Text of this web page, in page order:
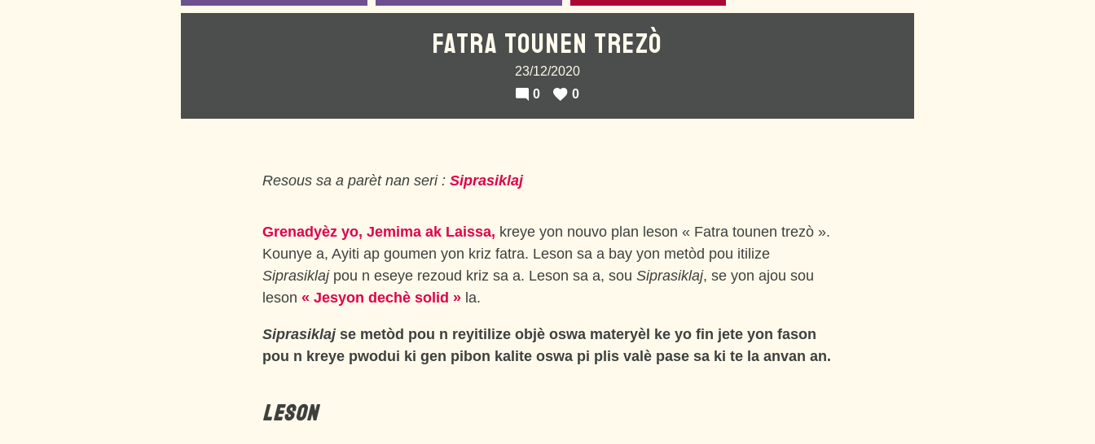
FATRA TOUNEN TREZÒ
23/12/2020
0 0
Resous sa a parèt nan seri : Siprasiklaj
Grenadyèz yo, Jemima ak Laissa, kreye yon nouvo plan leson « Fatra tounen trezò ».
Kounye a, Ayiti ap goumen yon kriz fatra. Leson sa a bay yon metòd pou itilize
Siprasiklajpou n eseye rezoud kriz sa a. Leson sa a, sou Siprasiklaj, se yon ajou sou
leson « Jesyon dechè solid » la.
Siprasiklajse metòd pou n reyitilize objè oswa materyèl ke yo fin jete yon fason
pou n kreye pwodui ki gen pibon kalite oswa pi plis valè pase sa ki te la anvan an.
LESON